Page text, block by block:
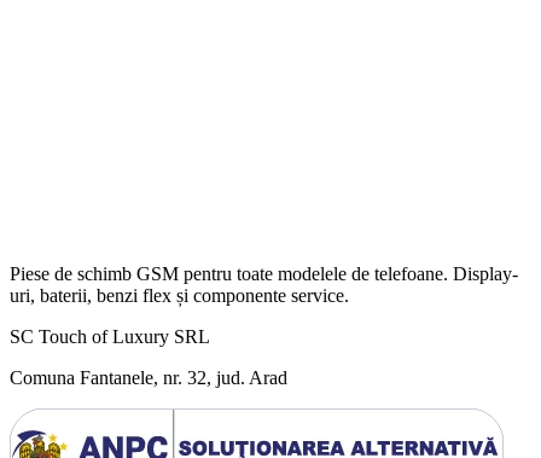
Piese de schimb GSM pentru toate modelele de telefoane. Display-
uri, baterii, benzi flex și componente service.
SC Touch of Luxury SRL
Comuna Fantanele, nr. 32, jud. Arad